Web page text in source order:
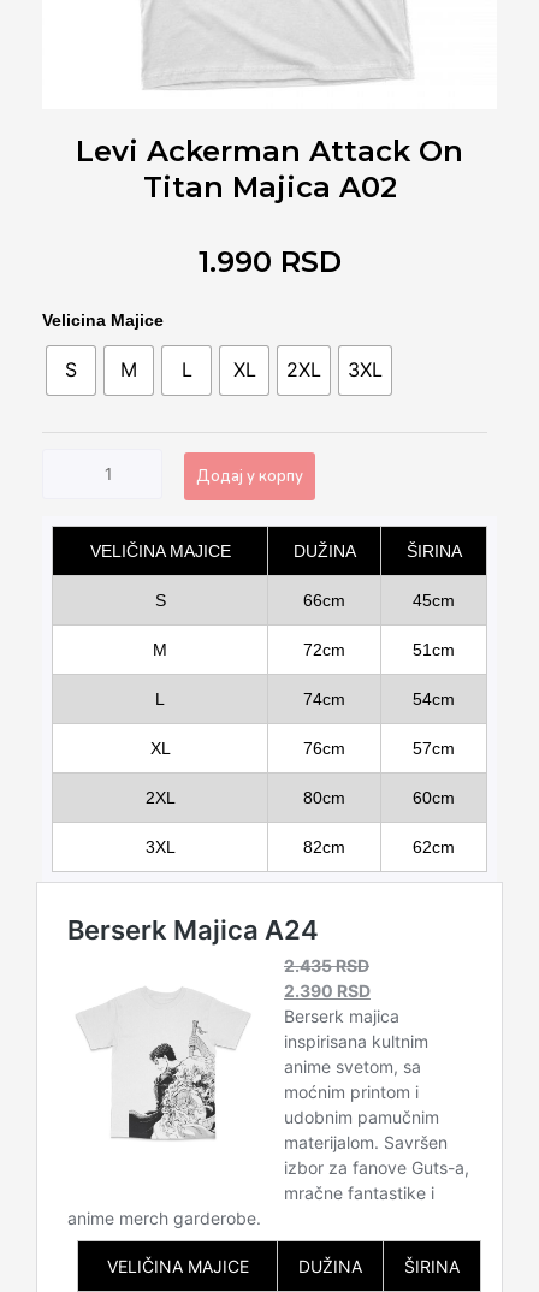
Levi Ackerman Attack On
Titan Majica A02
1.990 RSD
Velicina Majice
S M L XL 2XL 3XL
Levi
Ackerman
Attack
on
Додај у корпу
Alternative:
VELIČINA MAJICE
DUŽINA ŠIRINA
S 66cm 45cm
M 72cm 51cm
L 74cm 54cm
XL 76cm 57cm
2XL 80cm 60cm
3XL 82cm 62cm